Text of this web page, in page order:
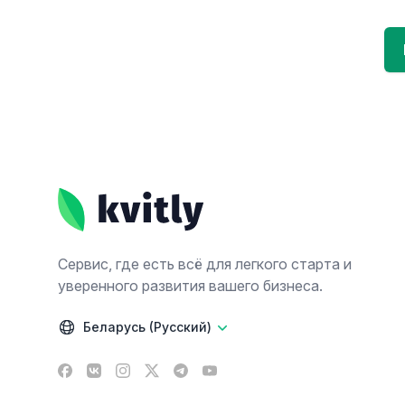
Сервис, где есть всё для легкого старта и
уверенного развития вашего бизнеса.
Беларусь (Русский)
Facebook
VK Instagram
X TelegramYouTube